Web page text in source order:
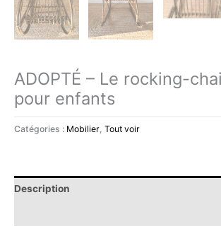
ADOPTÉ – Le rocking-
pour enfants
Catégories : Mobilier, Tout voir
Description